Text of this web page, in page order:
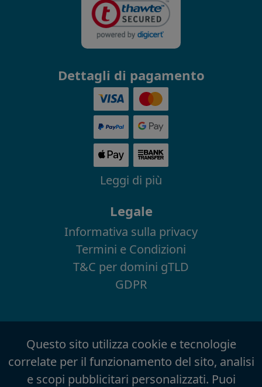
Dettagli di pagamento
Leggi di più
Legale
Informativa sulla privacy
Termini e Condizioni
T&C per domini gTLD
GDPR
Questo sito utilizza cookie e tecnologie
correlate per il funzionamento del sito, analisi
e scopi pubblicitari personalizzati. Puoi